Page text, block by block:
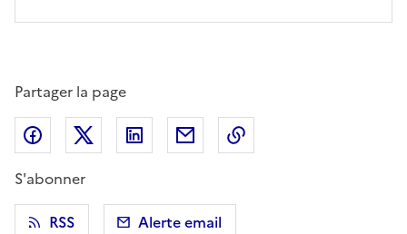
Partager la page
Partager sur Facebook
Partager sur X (anciennement Twitter)
Partager sur LinkedIn
Partager par email
S'abonner
RSS
Alerte email